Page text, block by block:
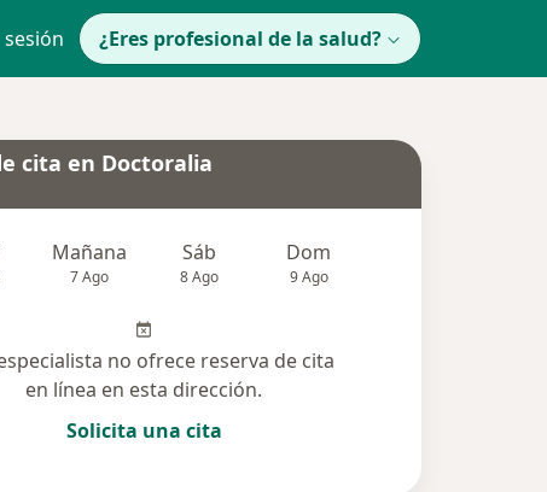
¿Eres profesional de la salud?
cita en Doctoralia
Mañana
7 Ago
Sáb
8 Ago
Dom
9 Ago
no ofrece reserva de cita
en línea en esta dirección.
Solicita una cita